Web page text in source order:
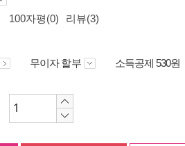
100자평(0) 리뷰(3)
무이자 할부 소득공제 530원